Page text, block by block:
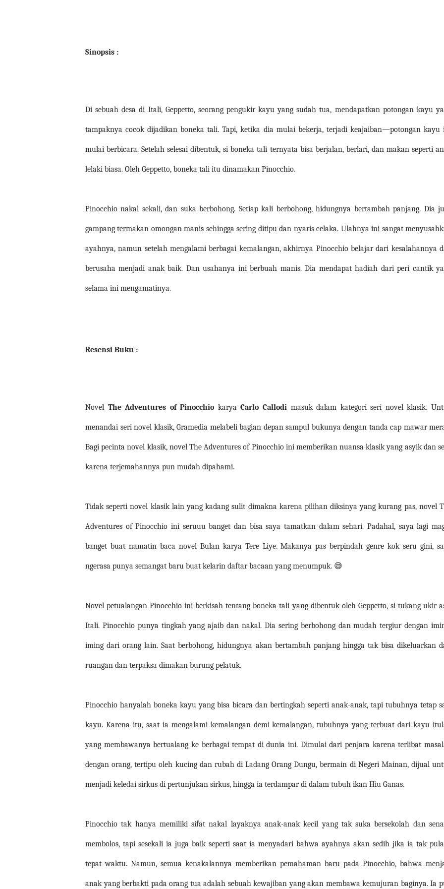
Sinopsis :
Di sebuah desa di Itali, Geppetto, seorang pengukir kayu yang sudah tua, mendapatkan potongan kayu
tampaknya cocok dijadikan boneka tali. Tapi, ketika dia mulai bekerja, terjadi keajaiban—potongan kayu
mulai berbicara. Setelah selesai dibentuk, si boneka tali ternyata bisa berjalan, berlari, dan makan seperti
lelaki biasa. Oleh Geppetto, boneka tali itu dinamakan Pinocchio.
Pinocchio nakal sekali, dan suka berbohong. Setiap kali berbohong, hidungnya bertambah panjang. Dia
gampang termakan omongan manis sehingga sering ditipu dan nyaris celaka. Ulahnya ini sangat
ayahnya, namun setelah mengalami berbagai kemalangan, akhirnya Pinocchio belajar dari kesalahannya
berusaha menjadi anak baik. Dan usahanya ini berbuah manis. Dia mendapat hadiah dari peri cantik
selama ini mengamatinya.
Resensi Buku :
Novel The Adventures of Pinocchio karyaCarlo Callodi masuk dalam kategori seri novel klasik.
menandai seri novel klasik, Gramedia melabeli bagian depan sampul bukunya dengan tanda cap mawar
Bagi pecinta novel klasik, novel The Adventures of Pinocchio ini memberikan nuansa klasik yang asyik dan
karena terjemahannya pun mudah dipahami.
Tidak seperti novel klasik lain yang kadang sulit dimakna karena pilihan diksinya yang kurang pas, novel
Adventures of Pinocchio ini seruuu banget dan bisa saya tamatkan dalam sehari. Padahal, saya lagi
banget buat namatin baca novel Bulan karya Tere Liye. Makanya pas berpindah genre kok seru gini,
ngerasa punya semangat baru buat kelarin daftar bacaan yang menumpuk. 😅
Novel petualangan Pinocchio ini berkisah tentang boneka tali yang dibentuk oleh Geppetto, si tukang ukir
Itali. Pinocchio punya tingkah yang ajaib dan nakal. Dia sering berbohong dan mudah tergiur dengan
iming dari orang lain. Saat berbohong, hidungnya akan bertambah panjang hingga tak bisa dikeluarkan
ruangan dan terpaksa dimakan burung pelatuk.
Pinocchio hanyalah boneka kayu yang bisa bicara dan bertingkah seperti anak-anak, tapi tubuhnya tetap
kayu. Karena itu, saat ia mengalami kemalangan demi kemalangan, tubuhnya yang terbuat dari kayu
yang membawanya bertualang ke berbagai tempat di dunia ini. Dimulai dari penjara karena terlibat
dengan orang, tertipu oleh kucing dan rubah di Ladang Orang Dungu, bermain di Negeri Mainan, dijual
menjadi keledai sirkus di pertunjukan sirkus, hingga ia terdampar di dalam tubuh ikan Hiu Ganas.
Pinocchio tak hanya memiliki sifat nakal layaknya anak-anak kecil yang tak suka bersekolah dan
membolos, tapi sesekali ia juga baik seperti saat ia menyadari bahwa ayahnya akan sedih jika ia tak
tepat waktu. Namun, semua kenakalannya memberikan pemahaman baru pada Pinocchio, bahwa
anak yang berbakti pada orang tua adalah sebuah kewajiban yang akan membawa kemujuran baginya. Ia